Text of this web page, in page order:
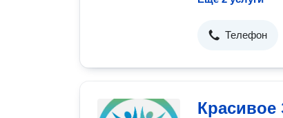
Телефон
Красивое